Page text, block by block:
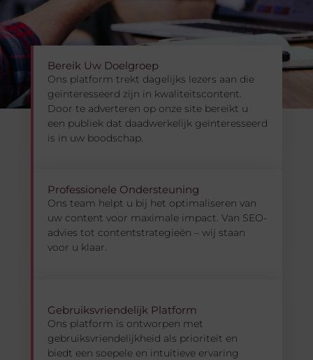
Bereik Uw Doelgroep
Ons platform trekt dagelijks lezers aan die
geïnteresseerd zijn in kwaliteitscontent.
Door te adverteren op onze site bereikt u
een publiek dat daadwerkelijk geïnteresseerd
is in uw boodschap.
Professionele Ondersteuning
Ons team helpt u bij het optimaliseren van
uw content voor maximale impact. Van SEO-
advies tot contentstrategieën – wij staan
voor u klaar.
Gebruiksvriendelijk Platform
Ons platform is ontworpen met
gebruiksvriendelijkheid als prioriteit en
biedt een soepele en intuïtieve ervaring